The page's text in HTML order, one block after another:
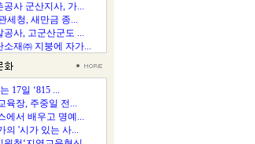
공사 군산지사, 가...
세청, 새만금 종...
공사, 고군산군도 ...
소재㈜ 지붕에 자가...
17일 ‘815 ...
육장, 주중일 전...
에서 배우고 명예...
의 '시가 있는 사...